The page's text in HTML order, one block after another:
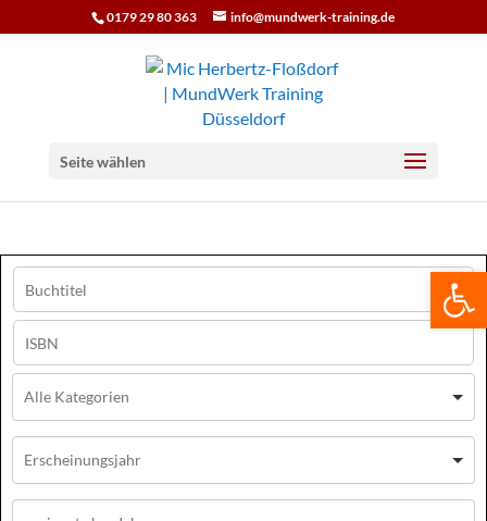
0179 29 80 363 info@mundwerk-training.de
Seite wählen